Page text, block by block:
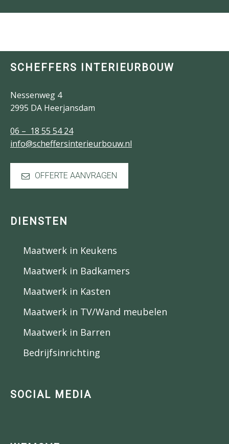
SCHEFFERS INTERIEURBOUW
Nessenweg 4
2995 DA Heerjansdam
06 – 18 55 54 24
info@scheffersinterieurbouw.nl
OFFERTE AANVRAGEN
DIENSTEN
Maatwerk in Keukens
Maatwerk in Badkamers
Maatwerk in Kasten
Maatwerk in TV/Wand meubelen
Maatwerk in Barren
Bedrijfsinrichting
SOCIAL MEDIA